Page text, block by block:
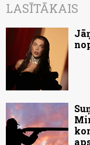
LASĪTĀKAIS